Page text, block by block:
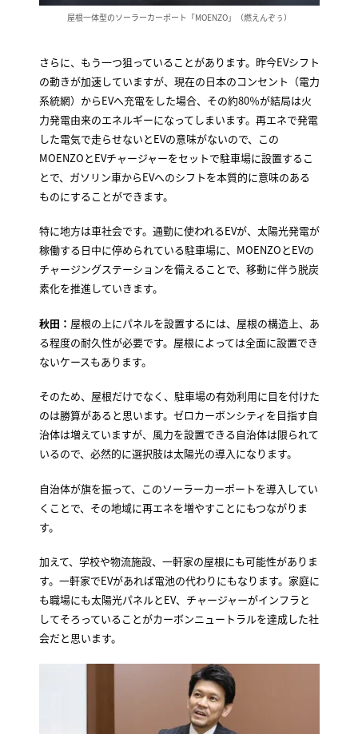
屋根一体型のソーラーカーポート「MOENZO」（燃えんぞぅ）
さらに、もう一つ狙っていることがあります。昨今EVシフト
の動きが加速していますが、現在の日本のコンセント（電力
系統網）からEVへ充電をした場合、その約80％が結局は火
力発電由来のエネルギーになってしまいます。再エネで発電
した電気で走らせないとEVの意味がないので、この
MOENZOとEVチャージャーをセットで駐車場に設置するこ
とで、ガソリン車からEVへのシフトを本質的に意味のある
ものにすることができます。
特に地方は車社会です。通勤に使われるEVが、太陽光発電が
稼働する日中に停められている駐車場に、MOENZOとEVの
チャージングステーションを備えることで、移動に伴う脱炭
素化を推進していきます。
秋田： 屋根の上にパネルを設置するには、屋根の構造上、あ
る程度の耐久性が必要です。屋根によっては全面に設置でき
ないケースもあります。
そのため、屋根だけでなく、駐車場の有効利用に目を付けた
のは勝算があると思います。ゼロカーボンシティを目指す自
治体は増えていますが、風力を設置できる自治体は限られて
いるので、必然的に選択肢は太陽光の導入になります。
自治体が旗を振って、このソーラーカーポートを導入してい
くことで、その地域に再エネを増やすことにもつながりま
す。
加えて、学校や物流施設、一軒家の屋根にも可能性がありま
す。一軒家でEVがあれば電池の代わりにもなります。家庭に
も職場にも太陽光パネルとEV、チャージャーがインフラと
してそろっていることがカーボンニュートラルを達成した社
会だと思います。